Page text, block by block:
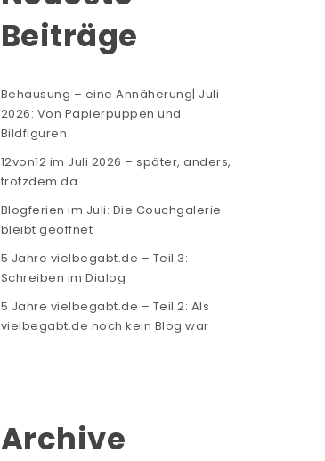
Beiträge
Behausung – eine Annäherung| Juli
2026: Von Papierpuppen und
Bildfiguren
12von12 im Juli 2026 – später, anders,
trotzdem da
Blogferien im Juli: Die Couchgalerie
bleibt geöffnet
5 Jahre vielbegabt.de – Teil 3:
Schreiben im Dialog
5 Jahre vielbegabt.de – Teil 2: Als
vielbegabt.de noch kein Blog war
Archive